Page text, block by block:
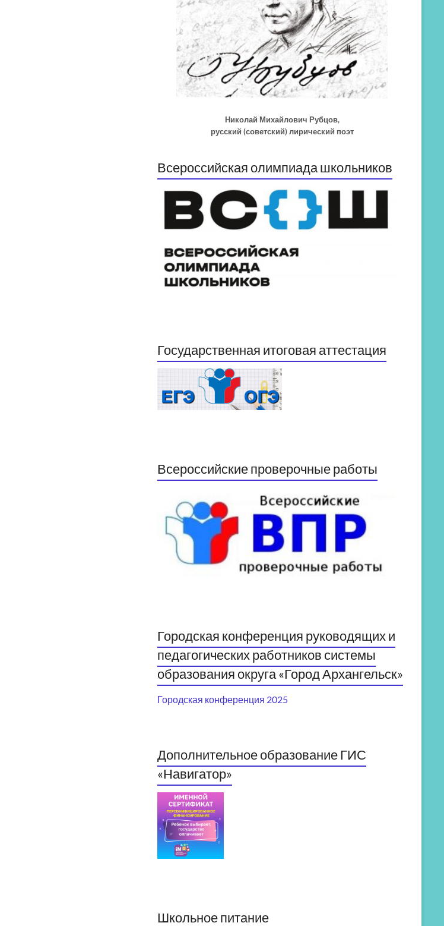
Николай Михайлович Рубцов,
русский (советский) лирический поэт
Всероссийская олимпиада школьников
Государственная итоговая аттестация
Всероссийские проверочные работы
Городская конференция руководящих и
педагогических работников системы
образования округа «Город Архангельск»
Городская конференция 2025
Дополнительное образование ГИС
«Навигатор»
Школьное питание